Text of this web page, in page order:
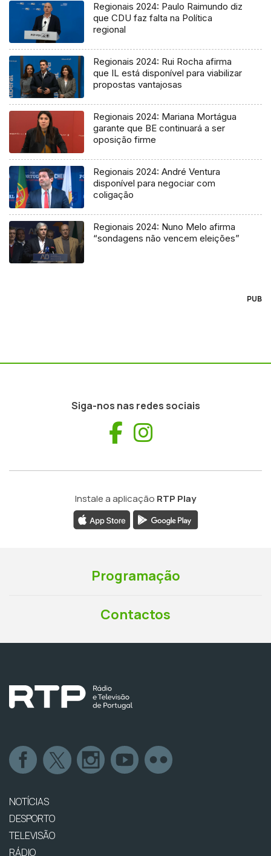
Regionais 2024: Paulo Raimundo diz
que CDU faz falta na Política
regional
Regionais 2024: Rui Rocha afirma
que IL está disponível para viabilizar
propostas vantajosas
Regionais 2024: Mariana Mortágua
garante que BE continuará a ser
oposição firme
Regionais 2024: André Ventura
disponível para negociar com
coligação
Regionais 2024: Nuno Melo afirma
“sondagens não vencem eleições”
PUB
Siga-nos nas redes sociais
Facebook
Instale a aplicação RTP Play
Programação
Contactos
NOTÍCIAS
DESPORTO
TELEVISÃO
RÁDIO